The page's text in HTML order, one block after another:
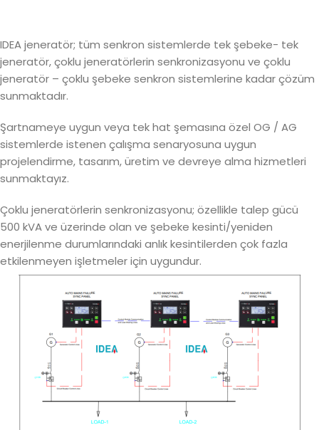
IDEA jeneratör; tüm senkron sistemlerde tek şebeke- tek
jeneratör, çoklu jeneratörlerin senkronizasyonu ve çoklu
jeneratör – çoklu şebeke senkron sistemlerine kadar çözüm
sunmaktadır.
Şartnameye uygun veya tek hat şemasına özel OG / AG
sistemlerde istenen çalışma senaryosuna uygun
projelendirme, tasarım, üretim ve devreye alma hizmetleri
sunmaktayız.
Çoklu jeneratörlerin senkronizasyonu; özellikle talep gücü
500 kVA ve üzerinde olan ve şebeke kesinti/yeniden
enerjilenme durumlarındaki anlık kesintilerden çok fazla
etkilenmeyen işletmeler için uygundur.